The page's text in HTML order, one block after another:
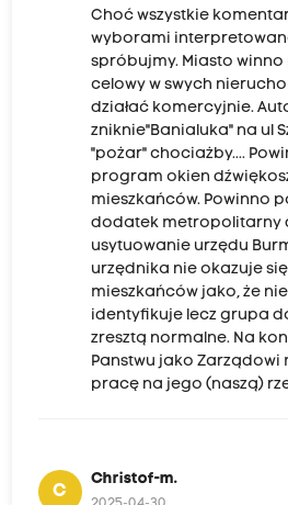
Choć wszystkie
wyborami
spróbujmy. Miasto
celowy w swych
działać komercyjnie.
zniknie"Banialuka" na ul
"pożar" chociażby....
program okien
mieszkańców. Powinno
dodatek metropolitarny
usytuowanie urzędu
urzędnika nie okazuje
mieszkańców jako, że
identyfikuje lecz grupa
zresztą normalne. Na
Panstwu jako Zarządowi
pracę na jego (naszą)
C
Christof-m.